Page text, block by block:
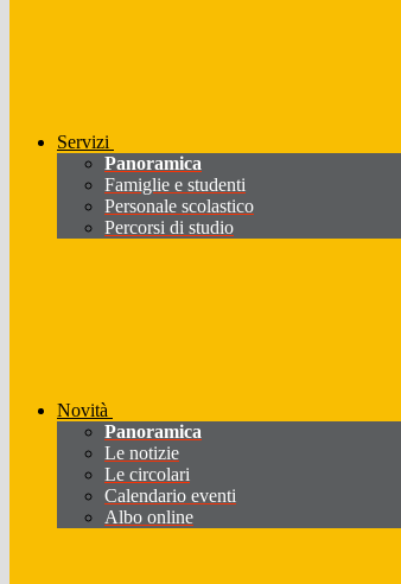
Servizi
Panoramica
Famiglie e studenti
Personale scolastico
Percorsi di studio
Novità
Panoramica
Le notizie
Le circolari
Calendario eventi
Albo online